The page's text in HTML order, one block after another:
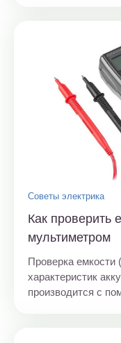
Советы электрика
Как проверить
мультиметром
Проверка емкости
характеристик
производится с